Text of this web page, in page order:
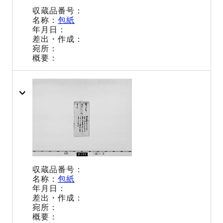
包紙
包紙